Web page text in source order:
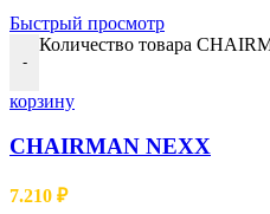
Быстрый просмотр
-
Количество товара
корзину
CHAIRMAN NEXX
7.210 ₽